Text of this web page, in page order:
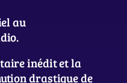
au
inédit et la
drastique de